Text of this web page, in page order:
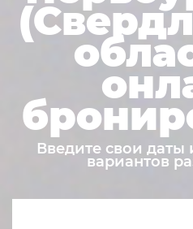
Введите свои
вариантов